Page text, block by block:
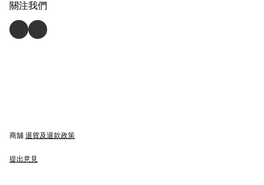
關注我們
商舖 退貨及退款政策
提出意見